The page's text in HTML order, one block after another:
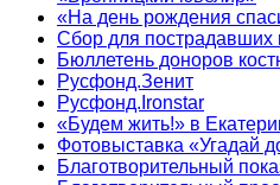
«На день рождения
Сбор для пострадавших
Бюллетень доноров
Русфонд.Зенит
Русфонд.Ironstar
«Будем жить!» в
Фотовыставка «Угадай
Благотворительный